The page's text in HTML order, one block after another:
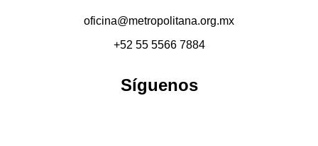
oficina@metropolitana.org.mx
+52 55 5566 7884
Síguenos